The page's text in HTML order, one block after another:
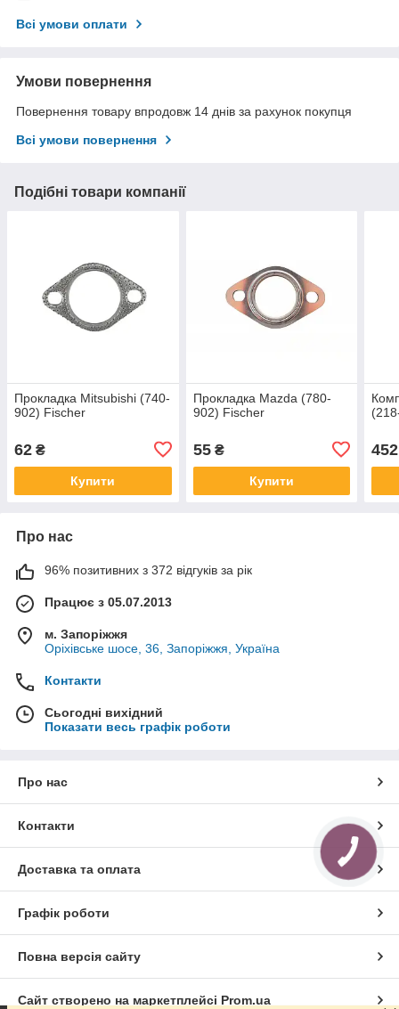
Всі умови оплати
Умови повернення
Повернення товару впродовж 14 днів за рахунок покупця
Всі умови повернення
Подібні товари компанії
Прокладка Mitsubishi (740-
902) Fischer
62 ₴
Купити
Прокладка Mazda (780-
902) Fischer
55₴
Купити
452
Про нас
96% позитивних з 372 відгуків за рік
Працює з 05.07.2013
м. Запоріжжя
Оріхівське шосе, 36, Запоріжжя, Україна
Контакти
Сьогодні вихідний
Показати весь графік роботи
Про нас
Контакти
Доставка та оплата
Графік роботи
Повна версія сайту
Сайт створено на маркетплейсі Prom.ua